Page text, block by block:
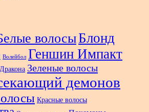
волосыБлонд
Волейбол Геншин Импакт
Зеленые волосы
демонов
Красные волосы